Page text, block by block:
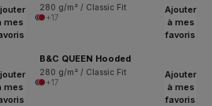
280 g/m² / Classic Fit
+17
mes
Ajouter
à mes
favoris
B&C QUEEN Hooded
280 g/m² / Classic Fit
+17
mes
Ajouter
à mes
favoris